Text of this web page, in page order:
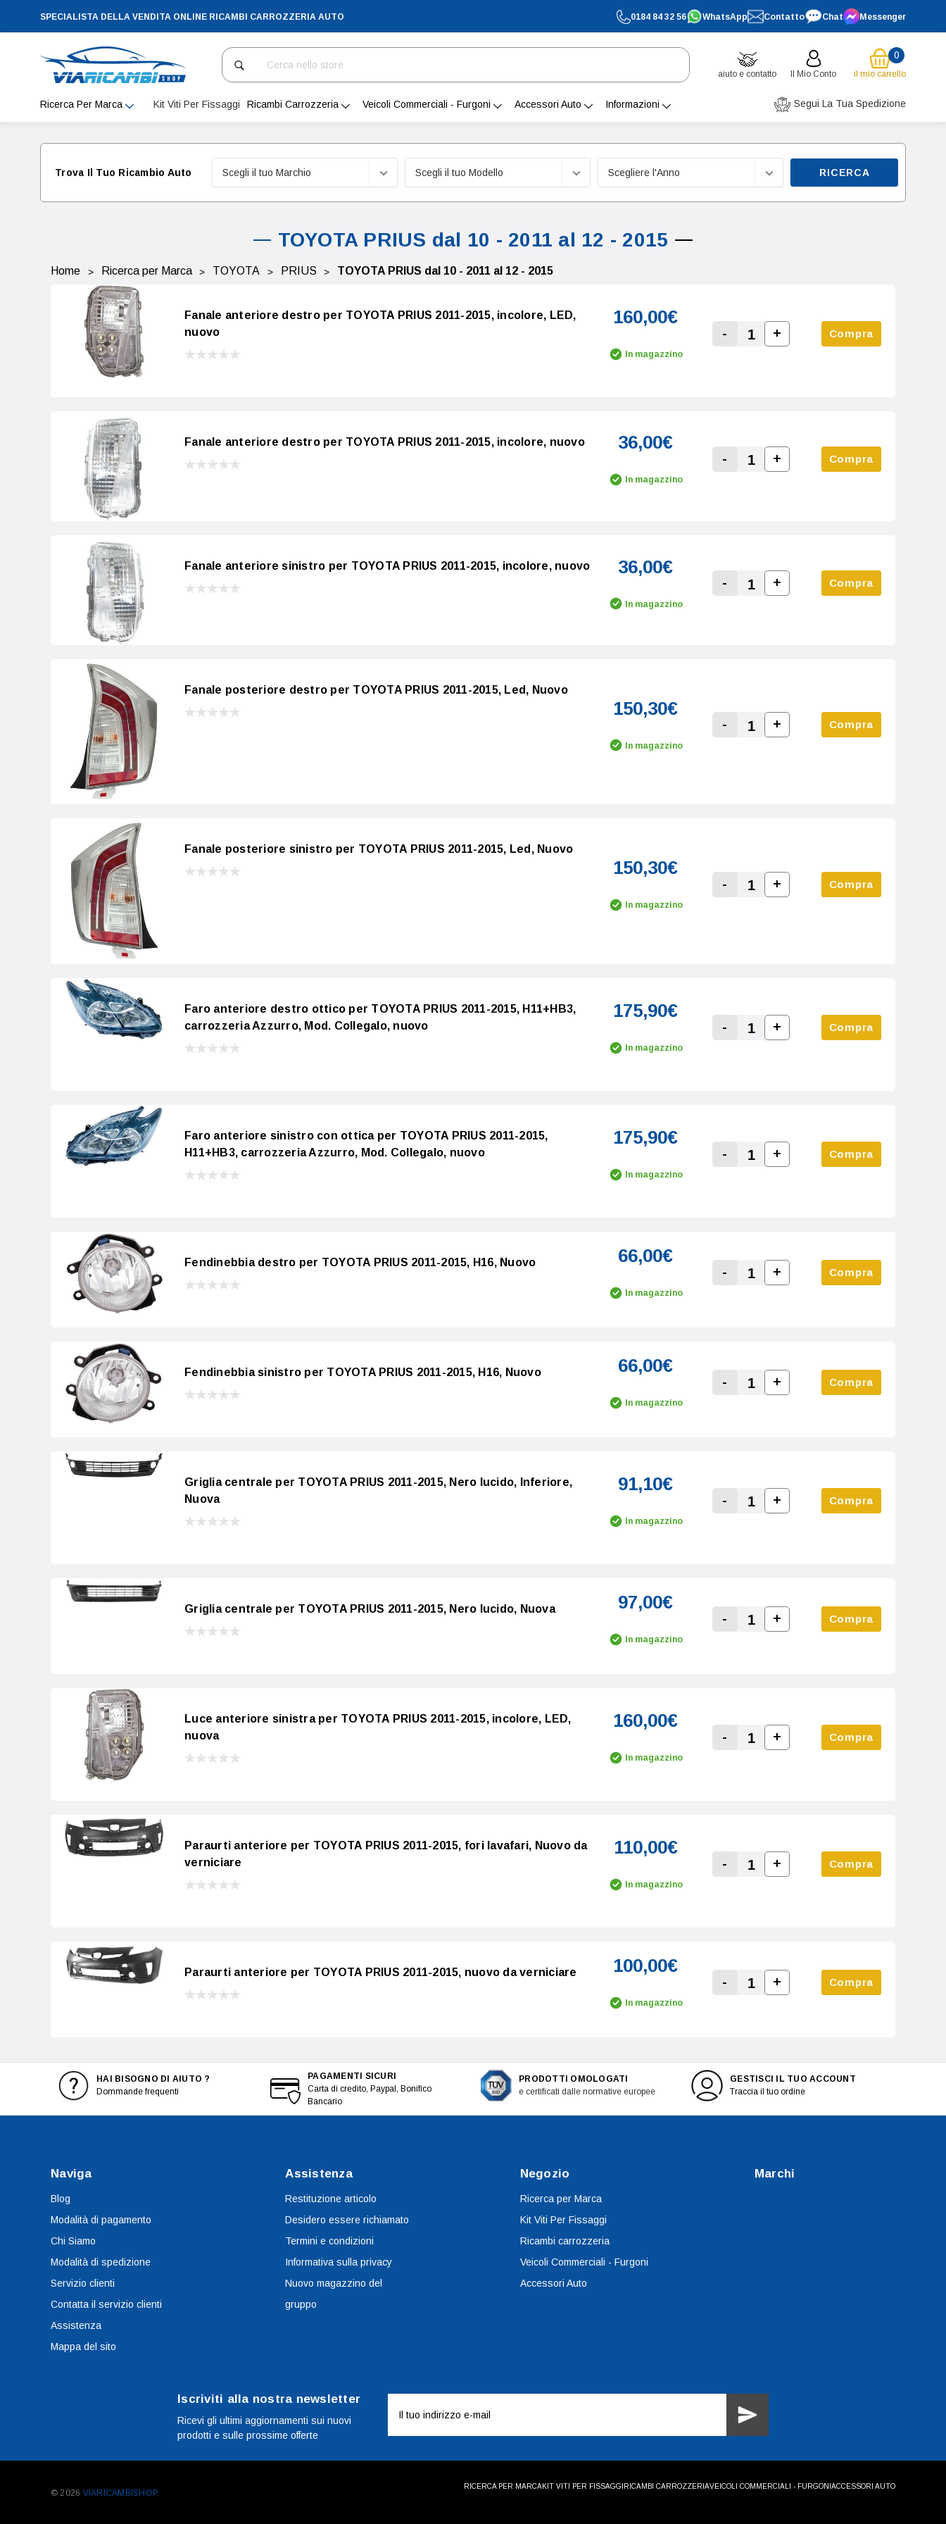
SPECIALISTA DELLA VENDITA ONLINE RICAMBI CARROZZERIA AUTO 0184 84 32 56 WhatsApp Contatto Chat Messenger
Cerca
aiuto e contatto Il Mio Conto
0
il mio carrello
Ricerca Per Marca Kit Viti Per Fissaggi Ricambi Carrozzeria Veicoli Commerciali - Furgoni Accessori Auto Informazioni Segui La Tua Spedizione
Trova Il Tuo Ricambio Auto RICERCA
TOYOTA PRIUS dal 10 - 2011 al 12 - 2015
Home Ricerca per Marca TOYOTA PRIUS TOYOTA PRIUS dal 10 - 2011 al 12 - 2015
Fanale anteriore destro per TOYOTA PRIUS 2011-2015, incolore, LED,
nuovo
160,00€
In magazzino Decrease Quantity:
-
Increase Quantity:
+ Compra
Fanale anteriore destro per TOYOTA PRIUS 2011-2015, incolore, nuovo 36,00€
In magazzino Decrease Quantity:
-
Increase Quantity:
+ Compra
Fanale anteriore sinistro per TOYOTA PRIUS 2011-2015, incolore, nuovo 36,00€
In magazzino Decrease Quantity:
-
Increase Quantity:
+ Compra
Fanale posteriore destro per TOYOTA PRIUS 2011-2015, Led, Nuovo
150,30€
In magazzino Decrease Quantity:
-
Increase Quantity:
+ Compra
Fanale posteriore sinistro per TOYOTA PRIUS 2011-2015, Led, Nuovo
150,30€
In magazzino Decrease Quantity:
-
Increase Quantity:
+ Compra
Faro anteriore destro ottico per TOYOTA PRIUS 2011-2015, H11+HB3,
carrozzeria Azzurro, Mod. Collegalo, nuovo
175,90€
In magazzino Decrease Quantity:
-
Increase Quantity:
+ Compra
Faro anteriore sinistro con ottica per TOYOTA PRIUS 2011-2015,
H11+HB3, carrozzeria Azzurro, Mod. Collegalo, nuovo
175,90€
In magazzino Decrease Quantity:
-
Increase Quantity:
+ Compra
Fendinebbia destro per TOYOTA PRIUS 2011-2015, H16, Nuovo 66,00€
In magazzino Decrease Quantity:
-
Increase Quantity:
+ Compra
Fendinebbia sinistro per TOYOTA PRIUS 2011-2015, H16, Nuovo 66,00€
In magazzino Decrease Quantity:
-
Increase Quantity:
+ Compra
Griglia centrale per TOYOTA PRIUS 2011-2015, Nero lucido, Inferiore,
Nuova
91,10€
In magazzino Decrease Quantity:
-
Increase Quantity:
+ Compra
Griglia centrale per TOYOTA PRIUS 2011-2015, Nero lucido, Nuova 97,00€
In magazzino Decrease Quantity:
-
Increase Quantity:
+ Compra
Luce anteriore sinistra per TOYOTA PRIUS 2011-2015, incolore, LED,
nuova
160,00€
In magazzino Decrease Quantity:
-
Increase Quantity:
+ Compra
Paraurti anteriore per TOYOTA PRIUS 2011-2015, fori lavafari, Nuovo da
verniciare
110,00€
In magazzino Decrease Quantity:
-
Increase Quantity:
+ Compra
Paraurti anteriore per TOYOTA PRIUS 2011-2015, nuovo da verniciare 100,00€
In magazzino Decrease Quantity:
-
Increase Quantity:
+ Compra
HAI BISOGNO DI AIUTO ?
Dommande frequenti
PAGAMENTI SICURI
Carta di credito, Paypal, Bonifico
Bancario
PRODOTTI OMOLOGATI
e certificati dalle normative europee
GESTISCI IL TUO ACCOUNT
Traccia il tuo ordine
Naviga
Blog
Modalità di pagamento
Chi Siamo
Modalità di spedizione
Servizio clienti
Contatta il servizio clienti
Assistenza
Mappa del sito
Assistenza
Restituzione articolo
Desidero essere richiamato
Termini e condizioni
Informativa sulla privacy
Nuovo magazzino del
gruppo
Negozio
Ricerca per Marca
Kit Viti Per Fissaggi
Ricambi carrozzeria
Veicoli Commerciali - Furgoni
Accessori Auto
Marchi
Iscriviti alla nostra newsletter
Ricevi gli ultimi aggiornamenti sui nuovi
prodotti e sulle prossime offerte
mail
© 2026 VIARICAMBISHOP.
RICERCA PER MARCAKIT VITI PER FISSAGGI RICAMBI CARROZZERIAVEICOLI COMMERCIALI - FURGONI ACCESSORI AUTO